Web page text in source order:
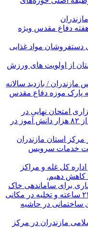
برنامه هفته دفاع مقدس ویژه
مواد غذایی
از اولویت های ورزش
/ بازدید سالانه
پارک موزه دفاع مقدس
امتحان نهایی در
مدرسه دخترانه کوثر / حضور بیش از ۸۲ هزار دانش آموز در
استان مازندران
خدمات سرویس
اداره کل غله و مراکز
کاهش دهیم.
برای ساماندهی خاک
و نخاله های ساختمانی به صورت ۲۴ ساعته و تخلیه در مکانی
ساختمانی در حاشیه
مازندران در مرکز